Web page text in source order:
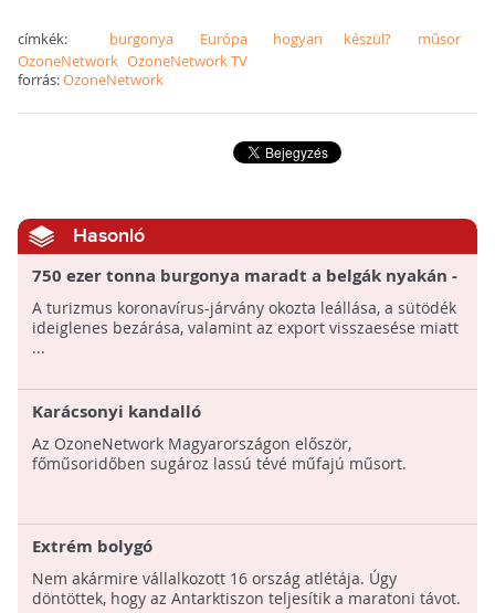
címkék: burgonya Európa hogyan készül?
műsor
OzoneNetwork OzoneNetwork TV
forrás:OzoneNetwork
Hasonló
750 ezer tonna burgonya maradt a belgák nyakán -
Kampányt indítottak az élelmiszerpazarlás ellen
A turizmus koronavírus-járvány okozta leállása, a sütödék
ideiglenes bezárása, valamint az export visszaesése miatt
...
Karácsonyi kandalló
Az OzoneNetwork Magyarországon először,
főműsoridőben sugároz lassú tévé műfajú műsort.
Extrém bolygó
Nem akármire vállalkozott 16 ország atlétája. Úgy
döntöttek, hogy az Antarktiszon teljesítik a maratoni távot.